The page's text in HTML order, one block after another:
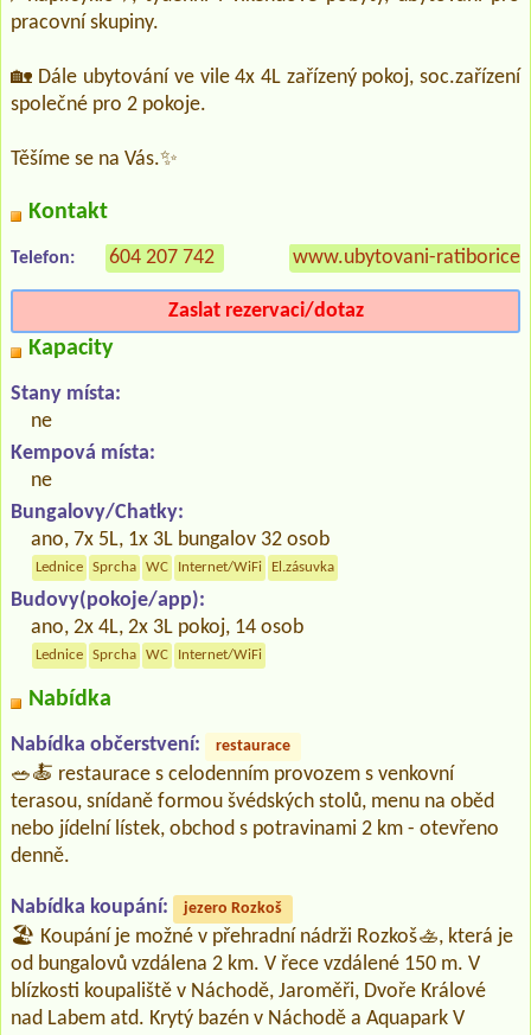
pracovní skupiny.
🏡 Dále ubytování ve vile 4x 4L zařízený pokoj, soc.zařízení
společné pro 2 pokoje.
Těšíme se na Vás.✨
Kontakt
Telefon: 604 207 742 www.ubytovani-
Zaslat rezervaci/dotaz
Kapacity
Stany místa:
ne
Kempová místa:
ne
Bungalovy/Chatky:
ano, 7x 5L, 1x 3L bungalov 32 osob
Lednice Sprcha WC Internet/WiFi El.zásuvka
Budovy(pokoje/app):
ano, 2x 4L, 2x 3L pokoj, 14 osob
Lednice Sprcha WC Internet/WiFi
Nabídka
Nabídka občerstvení: restaurace
🥗🍝 restaurace s celodenním provozem s venkovní
terasou, snídaně formou švédských stolů, menu na oběd
nebo jídelní lístek, obchod s potravinami 2 km - otevřeno
denně.
Nabídka koupání: jezero Rozkoš
🏖️ Koupání je možné v přehradní nádrži Rozkoš🚣, která je
od bungalovů vzdálena 2 km. V řece vzdálené 150 m. V
blízkosti koupaliště v Náchodě, Jaroměři, Dvoře Králové
nad Labem atd. Krytý bazén v Náchodě a Aquapark V